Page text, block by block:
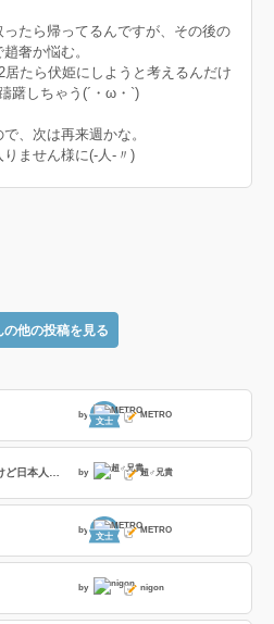
たら帰ってるんですが、その後の
奢か悩む。
たら伏姫にしようと考えるんだけ
躇しちゃう(´・ω・`)
、次は再来週かな。
ません様に(-人-〃)
の他の投稿を見る
by
文士
METRO
by 超♂兄貴
by
文士
METRO
by nigon